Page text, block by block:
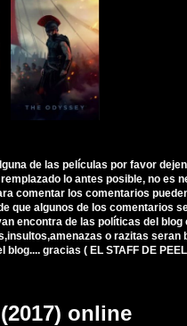
de las películas por favor
lo antes posible, no es
comentar los comentarios
que algunos de los comentarios
encontra de las políticas del blog
o razitas seran
blog.... gracias ( EL STAFF DE
online